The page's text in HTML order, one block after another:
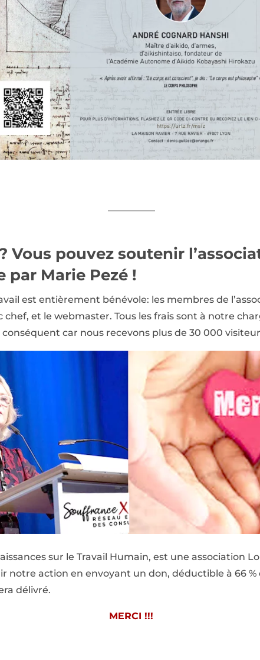
—————
Vous pouvez soutenir
par Marie Pezé !
est entièrement bénévole: les membres de
chef, et le webmaster. Tous les frais sont à notre
car nous recevons plus de 30 000
sur le Travail Humain, est une association
notre action en envoyant un don, déductible à 66
délivré.
MERCI !!!